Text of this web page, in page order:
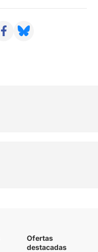
Ofertas
destacadas